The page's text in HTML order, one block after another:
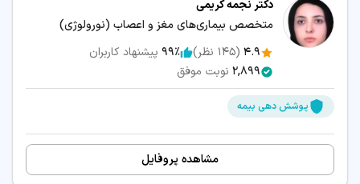
دکتر نجمه کریمی
متخصص بیماری‌های مغز و اعصاب (نورولوژی)
4.9
(
145 نظر) 99٪ پیشنهاد کاربران
2,899 نوبت موفق
پوشش دهی بیمه
مشاهده پروفایل